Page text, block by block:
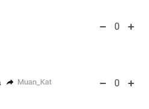
0
Muan_Kat 0